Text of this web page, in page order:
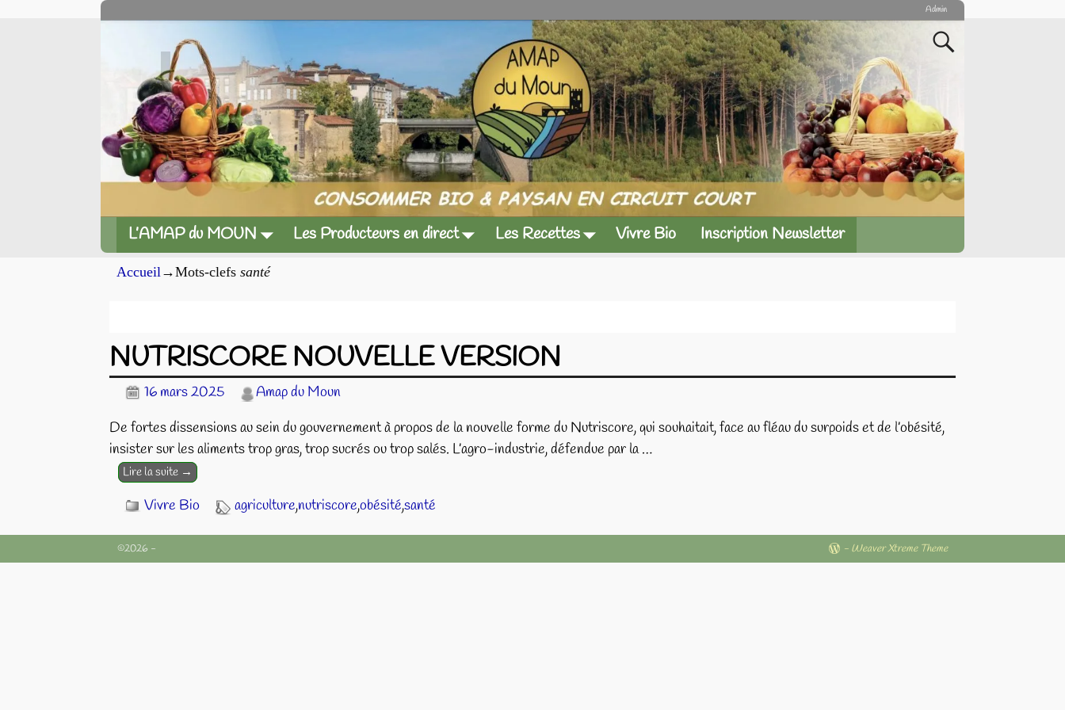
Admin
L’AMAP du MOUN Les Producteurs en direct Les Recettes Vivre Bio Inscription Newsletter
Accueil →Mots-clefs santé
NUTRISCORE NOUVELLE VERSION
16 mars 2025
Amap du Moun
De fortes dissensions au sein du gouvernement à propos de la nouvelle forme du Nutriscore, qui souhaitait, face au fléau du surpoids et de l’obésité,
insister sur les aliments trop gras, trop sucrés ou trop salés. L’agro-industrie, défendue par la…
Lire la suite →
Vivre Bio agriculture,nutriscore,obésité,santé
©2026 - - Weaver Xtreme Theme